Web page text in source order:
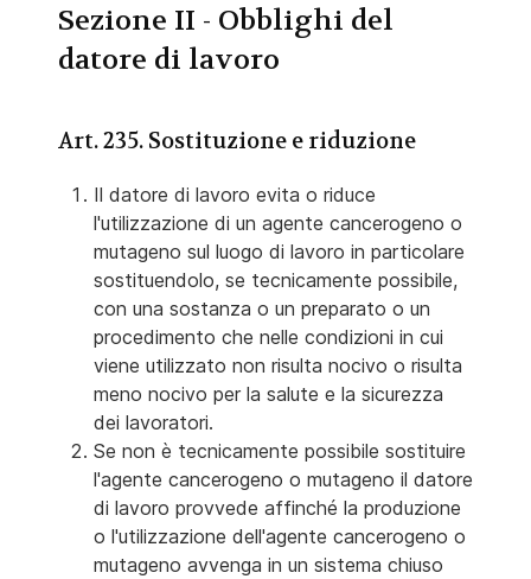
Sezione II - Obblighi del
datore di lavoro
Art. 235. Sostituzione e riduzione
Il datore di lavoro evita o riduce
l'utilizzazione di un agente cancerogeno o
mutageno sul luogo di lavoro in particolare
sostituendolo, se tecnicamente possibile,
con una sostanza o un preparato o un
procedimento che nelle condizioni in cui
viene utilizzato non risulta nocivo o risulta
meno nocivo per la salute e la sicurezza
dei lavoratori.
Se non è tecnicamente possibile sostituire
l'agente cancerogeno o mutageno il datore
di lavoro provvede affinché la produzione
o l'utilizzazione dell'agente cancerogeno o
mutageno avvenga in un sistema chiuso